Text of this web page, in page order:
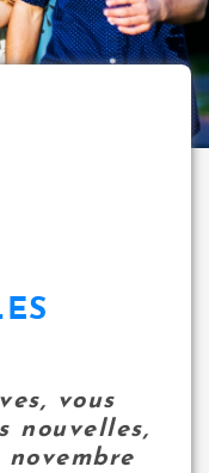
vous
nouvelles,
novembre